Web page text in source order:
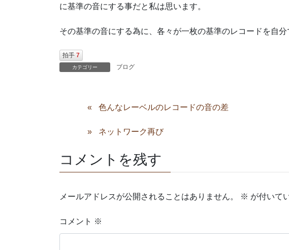
に基準の音にする事だと私は思います。
その基準の音にする為に、各々が一枚の基準のレコードを自分
拍手 7
カテゴリー ブログ
色んなレーベルのレコードの音の差
ネットワーク再び
コメントを残す
メールアドレスが公開されることはありません。 ※ が付いて
コメント ※